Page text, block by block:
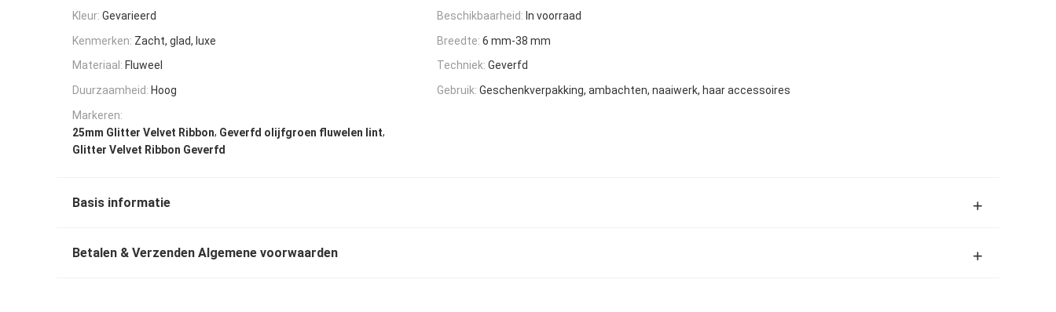
Kleur: Gevarieerd Beschikbaarheid: In voorraad
Kenmerken: Zacht, glad, luxe Breedte: 6 mm-38 mm
Materiaal: Fluweel Techniek: Geverfd
Duurzaamheid: Hoog Gebruik: Geschenkverpakking, ambachten, naaiwerk, haar accessoires
Markeren:
25mm Glitter Velvet Ribbon, Geverfd olijfgroen fluwelen lint,
Glitter Velvet Ribbon Geverfd
Basis informatie
Betalen & Verzenden Algemene voorwaarden